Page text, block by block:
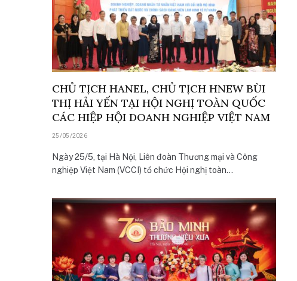
CHỦ TỊCH HANEL, CHỦ TỊCH HNEW BÙI
THỊ HẢI YẾN TẠI HỘI NGHỊ TOÀN QUỐC
CÁC HIỆP HỘI DOANH NGHIỆP VIỆT NAM
25/05/2026
Ngày 25/5, tại Hà Nội, Liên đoàn Thương mại và Công
nghiệp Việt Nam (VCCI) tổ chức Hội nghị toàn…